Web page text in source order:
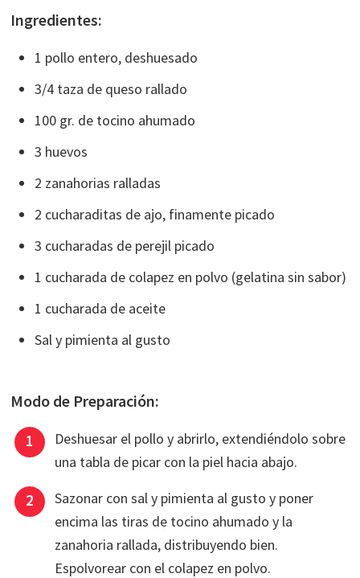
Ingredientes:
1 pollo entero, deshuesado
3/4 taza de queso rallado
100 gr. de tocino ahumado
3 huevos
2 zanahorias ralladas
2 cucharaditas de ajo, finamente picado
3 cucharadas de perejil picado
1 cucharada de colapez en polvo (gelatina sin sabor)
1 cucharada de aceite
Sal y pimienta al gusto
Modo de Preparación:
Deshuesar el pollo y abrirlo, extendiéndolo sobre
una tabla de picar con la piel hacia abajo.
Sazonar con sal y pimienta al gusto y poner
encima las tiras de tocino ahumado y la
zanahoria rallada, distribuyendo bien.
Espolvorear con el colapez en polvo.